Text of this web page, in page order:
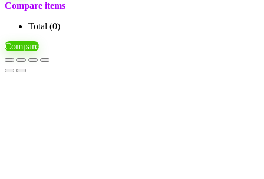
Compare items
Total (0)
Compare